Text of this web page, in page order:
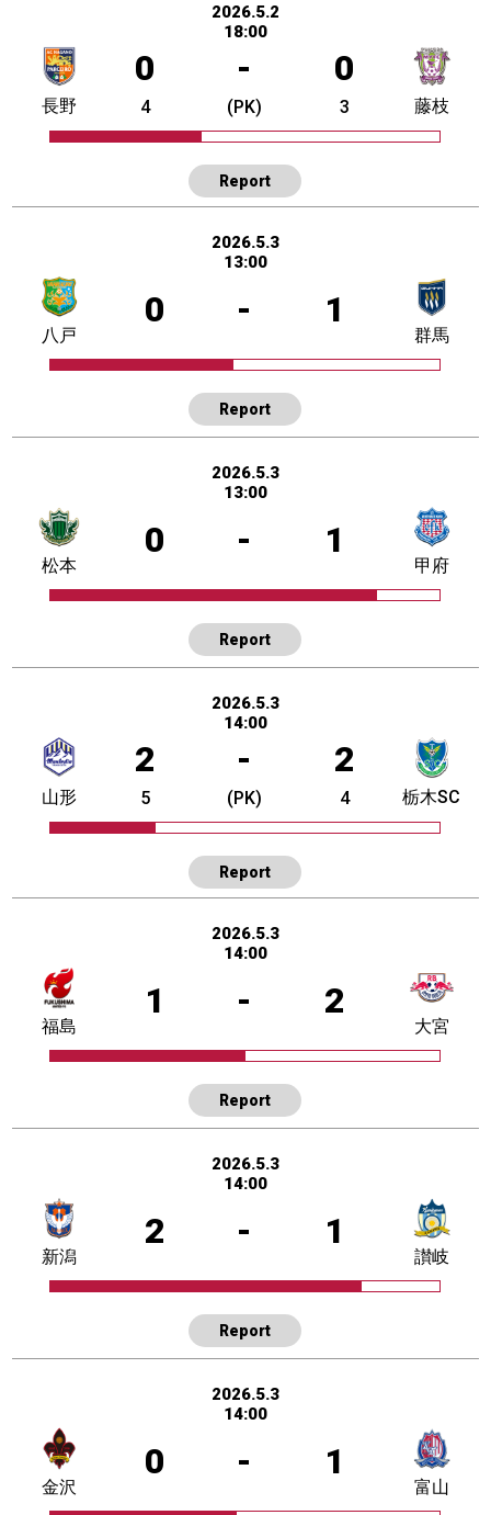
2026.5.2
18:00
0 - 0
長野 4 (PK) 3 藤枝
Report
2026.5.3
13:00
0 - 1
八戸 群馬
Report
2026.5.3
13:00
0 - 1
松本 甲府
Report
2026.5.3
14:00
2 - 2
山形 5 (PK) 4 栃木SC
Report
2026.5.3
14:00
1 - 2
福島 大宮
Report
2026.5.3
14:00
2 - 1
新潟 讃岐
Report
2026.5.3
14:00
0 - 1
金沢 富山